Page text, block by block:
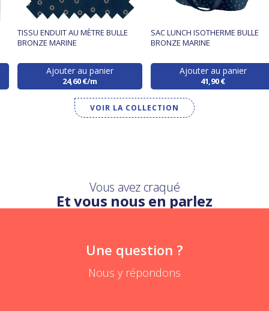
TISSU ENDUIT AU MÈTRE BULLE
BRONZE MARINE
Ajouter au panier
24,60 €/m
SAC LUNCH ISOTHERME BULLE
BRONZE MARINE
Ajouter au panier
41,90 €
VOIR LA COLLECTION
Vous avez craqué
Et vous nous en parlez
Une question ?
Nous y répondons